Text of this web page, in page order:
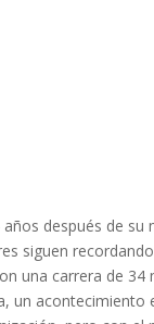
años después de su
siguen
una carrera de 34
un acontecimiento